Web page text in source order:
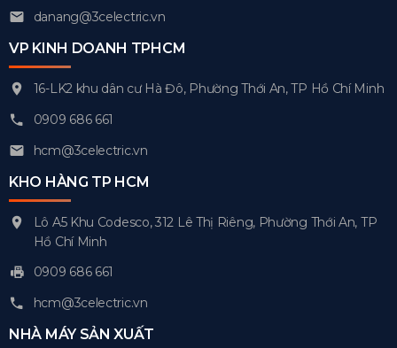
danang@3celectric.vn
VP KINH DOANH TPHCM
16-LK2 khu dân cư Hà Đô, Phường Thới An, TP Hồ Chí Minh
0909 686 661
hcm@3celectric.vn
KHO HÀNG TP HCM
Lô A5 Khu Codesco, 312 Lê Thị Riêng, Phường Thới An, TP
Hồ Chí Minh
0909 686 661
hcm@3celectric.vn
NHÀ MÁY SẢN XUẤT